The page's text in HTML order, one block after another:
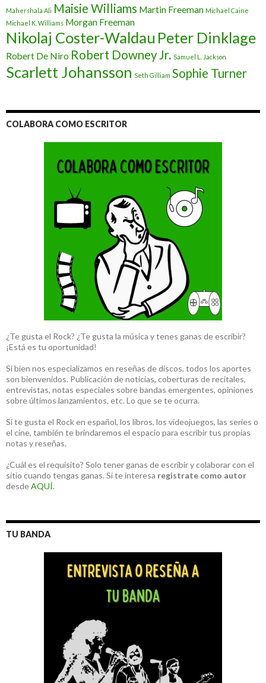
Mahershala Ali Maisie Williams Martin Freeman Michael Caine
Michael K. Williams Morgan Freeman
Nikolaj Coster-Waldau Peter Dinklage
Robert De Niro Robert Downey Jr. Samuel L. Jackson
Scarlett Johansson Seth Gilliam Sophie Turner
COLABORA COMO ESCRITOR
¿Te gusta el Rock? ¿Te gusta la música y tenes ganas de escribir?
¡Está es tu oportunidad!
Si bien nos especializamos en reseñas de discos, todos los aportes
son bienvenidos. Publicación de noticias, coberturas de recitales,
entrevistas, notas especiales sobre bandas emergentes, opiniones
sobre últimos lanzamientos, etc. Lo que se te ocurra.
Si te gusta el Rock en español, los libros, los videojuegos, las series o
el cine, también te brindaremos el espacio para escribir tus propias
notas y reseñas.
¿Cuál es el requisito? Solo tener ganas de escribir y colaborar con el
sitio cuando tengas ganas. Si te interesa registrate como autor
desdeAQUÍ.
TU BANDA